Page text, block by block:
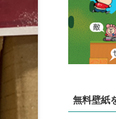
無料壁紙